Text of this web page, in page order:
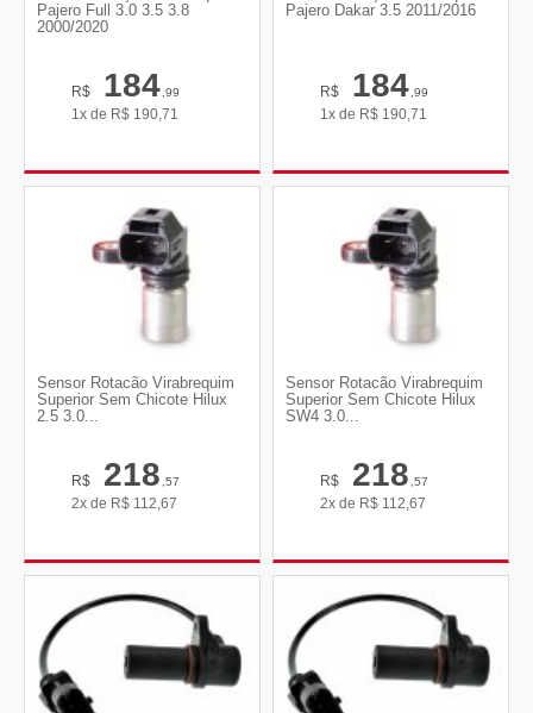
Pajero Full 3.0 3.5 3.8
2000/2020
R$ 184,99
1x de R$ 190,71
Pajero Dakar 3.5 2011/2016
R$ 184,99
1x de R$ 190,71
Sensor Rotacão Virabrequim
Superior Sem Chicote Hilux
2.5 3.0...
R$ 218,57
2x de R$ 112,67
Sensor Rotacão Virabrequim
Superior Sem Chicote Hilux
SW4 3.0...
R$ 218,57
2x de R$ 112,67